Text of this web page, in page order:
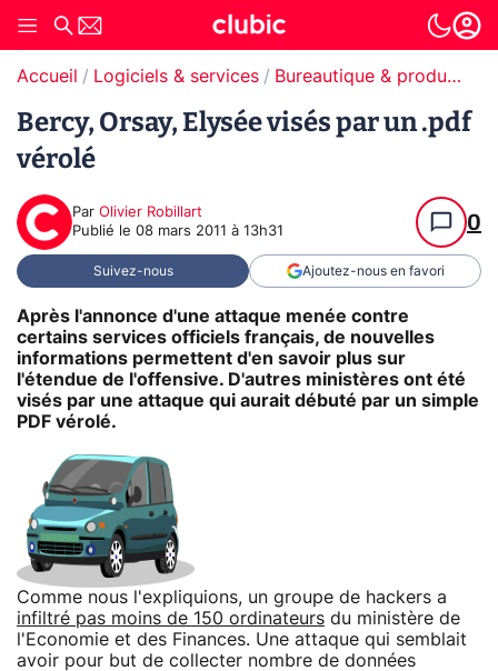
Accueil Logiciels & services Bureautique & productivité
Bercy, Orsay, Elysée visés par un .pdf
vérolé
Par Olivier Robillart
Publié le 08 mars 2011 à 13h31 0
Suivez-nous Ajoutez-nous en favori
Après l'annonce d'une attaque menée contre
certains services officiels français, de nouvelles
informations permettent d'en savoir plus sur
l'étendue de l'offensive. D'autres ministères ont été
visés par une attaque qui aurait débuté par un simple
PDF vérolé.
Comme nous l'expliquions, un groupe de hackers a
infiltré pas moins de 150 ordinateurs du ministère de
l'Economie et des Finances. Une attaque qui semblait
avoir pour but de collecter nombre de données